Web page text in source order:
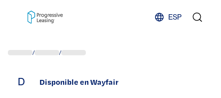
ESP
/ /
D Disponible en Wayfair